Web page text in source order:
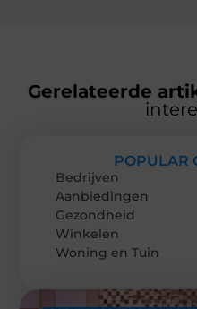
Gerelateerde
POPULAR
Bedrijven
Aanbiedingen
Gezondheid
Winkelen
Woning en Tuin